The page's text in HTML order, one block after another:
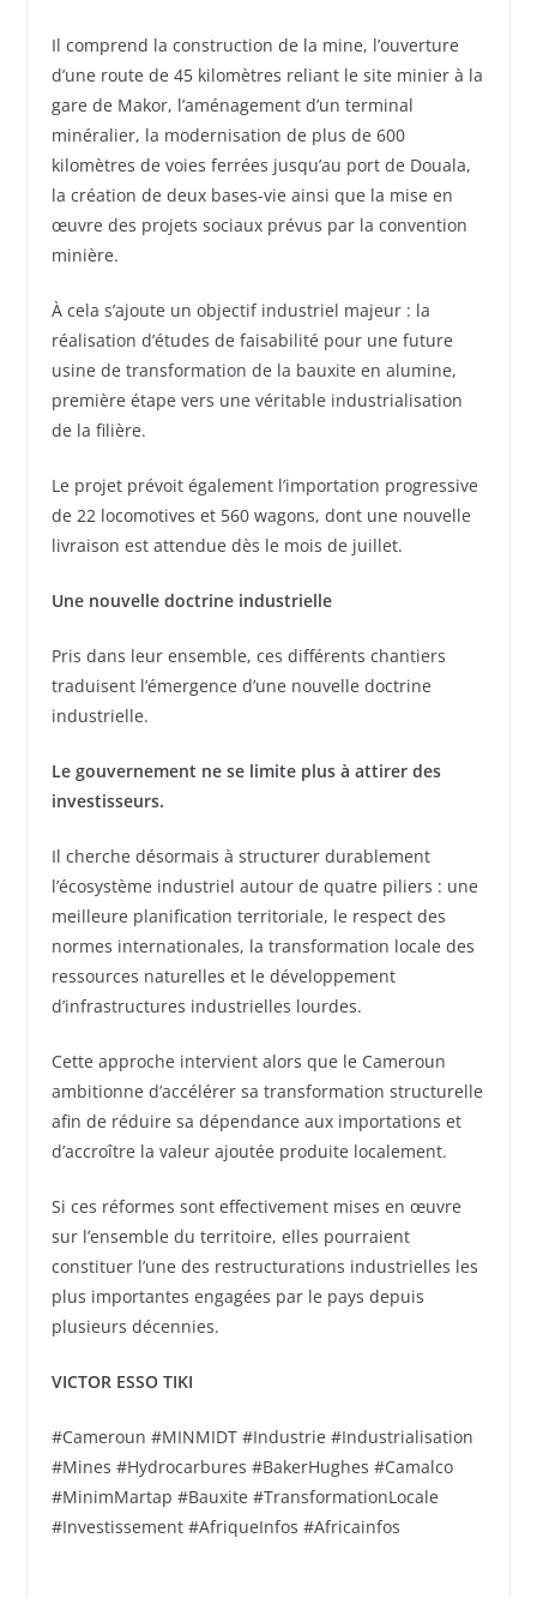
Il comprend la construction de la mine, l’ouverture
d’une route de 45 kilomètres reliant le site minier à la
gare de Makor, l’aménagement d’un terminal
minéralier, la modernisation de plus de 600
kilomètres de voies ferrées jusqu’au port de Douala,
la création de deux bases-vie ainsi que la mise en
œuvre des projets sociaux prévus par la convention
minière.
À cela s’ajoute un objectif industriel majeur : la
réalisation d’études de faisabilité pour une future
usine de transformation de la bauxite en alumine,
première étape vers une véritable industrialisation
de la filière.
Le projet prévoit également l’importation progressive
de 22 locomotives et 560 wagons, dont une nouvelle
livraison est attendue dès le mois de juillet.
Une nouvelle doctrine industrielle
Pris dans leur ensemble, ces différents chantiers
traduisent l’émergence d’une nouvelle doctrine
industrielle.
Le gouvernement ne se limite plus à attirer des
investisseurs.
Il cherche désormais à structurer durablement
l’écosystème industriel autour de quatre piliers : une
meilleure planification territoriale, le respect des
normes internationales, la transformation locale des
ressources naturelles et le développement
d’infrastructures industrielles lourdes.
Cette approche intervient alors que le Cameroun
ambitionne d’accélérer sa transformation structurelle
afin de réduire sa dépendance aux importations et
d’accroître la valeur ajoutée produite localement.
Si ces réformes sont effectivement mises en œuvre
sur l’ensemble du territoire, elles pourraient
constituer l’une des restructurations industrielles les
plus importantes engagées par le pays depuis
plusieurs décennies.
VICTOR ESSO TIKI
#Cameroun #MINMIDT #Industrie #Industrialisation
#Mines #Hydrocarbures #BakerHughes #Camalco
#MinimMartap #Bauxite #TransformationLocale
#Investissement #AfriqueInfos #Africainfos